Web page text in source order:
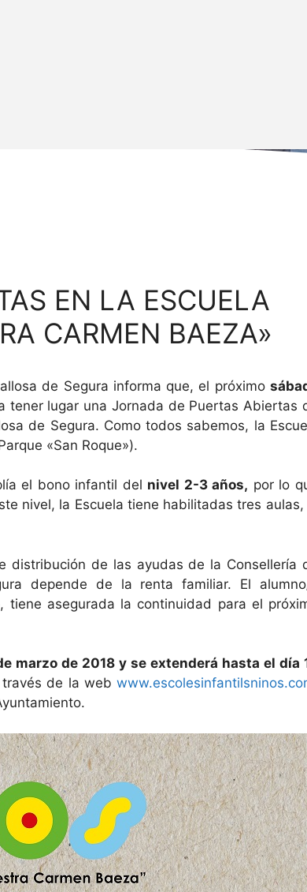
EN LA ESCUELA
CARMEN BAEZA»
de Segura informa que, el próximo
tener lugar una Jornada de Puertas Abiertas
de Segura. Como todos sabemos, la
«San Roque»).
el bono infantil del nivel 2-3 años, por lo
nivel, la Escuela tiene habilitadas tres aulas,
de las ayudas de la Consellería
depende de la renta familiar. El
asegurada la continuidad para el
marzo de 2018 y se extenderá hasta el día
través de la web